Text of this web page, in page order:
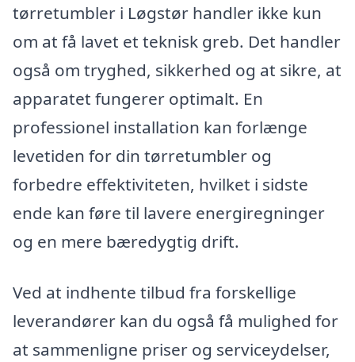
tørretumbler i Løgstør handler ikke kun
om at få lavet et teknisk greb. Det handler
også om tryghed, sikkerhed og at sikre, at
apparatet fungerer optimalt. En
professionel installation kan forlænge
levetiden for din tørretumbler og
forbedre effektiviteten, hvilket i sidste
ende kan føre til lavere energiregninger
og en mere bæredygtig drift.
Ved at indhente tilbud fra forskellige
leverandører kan du også få mulighed for
at sammenligne priser og serviceydelser,